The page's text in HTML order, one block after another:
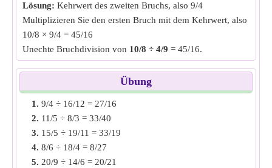
Lösung: Kehrwert des zweiten Bruchs, also 9/4
Multiplizieren Sie den ersten Bruch mit dem Kehrwert, also
10/8 × 9/4 = 45/16
Unechte Bruchdivision von 10/8 ÷ 4/9 = 45/16.
Ermitteln Sie die unechte Bruchdivision von
11/3 ÷ 6/4.
Lösung: Kehrwert des zweiten Bruchs, also 4/6
Multiplizieren Sie den ersten Bruch mit dem Kehrwert, also
11/3 × 4/6 = 22/9
Unechte Bruchdivision von
Übung
1. 9/4 ÷ 16/12 = 27/16
2. 11/5 ÷ 8/3 = 33/40
3. 15/5 ÷ 19/11 = 33/19
4. 8/6 ÷ 18/4 = 8/27
5. 20/9 ÷ 14/6 = 20/21